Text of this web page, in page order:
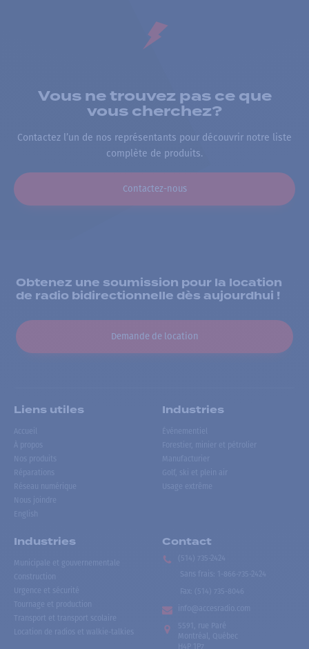
Vous ne trouvez pas ce que
vous cherchez?
Contactez l’un de nos représentants pour découvrir notre liste
complète de produits.
Contactez-nous
Obtenez une soumission pour la location
de radio bidirectionnelle dès aujourdhui !
Demande de location
Liens utiles
Accueil
À propos
Nos produits
Réparations
Réseau numérique
Nous joindre
English
Industries
Événementiel
Forestier, minier et pétrolier
Manufacturier
Golf, ski et plein air
Usage extrême
Industries
Municipale et gouvernementale
Construction
Urgence et sécurité
Tournage et production
Transport et transport scolaire
Location de radios et walkie-talkies
Contact
(514) 735-2424
Sans frais
1-866-735-2424
Fax:
(514) 735-8046
info@accesradio.com
5591, rue Paré
Montréal, Québec
H4P 1P7